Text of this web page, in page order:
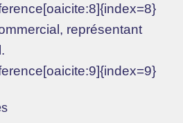
représentant